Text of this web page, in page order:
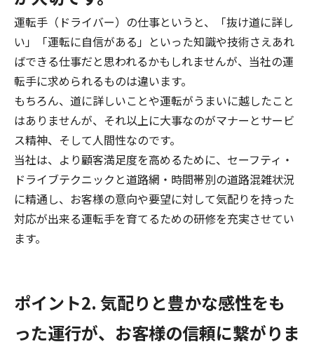
運転手（ドライバー）の仕事というと、「抜け道に詳し
い」「運転に自信がある」といった知識や技術さえあれ
ばできる仕事だと思われるかもしれませんが、当社の運
転手に求められるものは違います。
もちろん、道に詳しいことや運転がうまいに越したこと
はありませんが、それ以上に大事なのがマナーとサービ
ス精神、そして人間性なのです。
当社は、より顧客満足度を高めるために、セーフティ・
ドライブテクニックと道路網・時間帯別の道路混雑状況
に精通し、お客様の意向や要望に対して気配りを持った
対応が出来る運転手を育てるための研修を充実させてい
ます。
ポイント2. 気配りと豊かな感性をも
った運行が、お客様の信頼に繋がりま